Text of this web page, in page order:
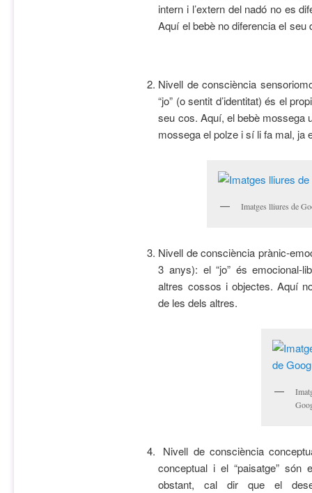
intern i l’extern del nadó no es
Aquí el bebè no diferencia
Nivell de consciència
“jo” (o sentit d’identitat) és el
seu cos. Aquí, el bebè mossega
mossega el polze i sí li fa mal, ja
Imatges lliures de
Nivell de consciència prànic-
3 anys): el “jo” és emocional-
altres cossos i objectes. Aquí
de les dels altres.
Nivell de consciència
conceptual i el “paisatge”
obstant, cal dir que el